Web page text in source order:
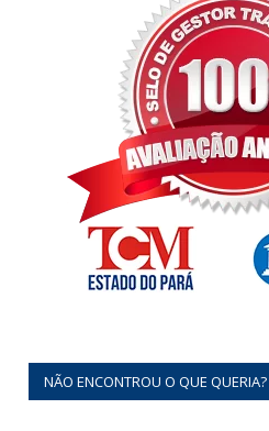
NÃO ENCONTROU O QUE QUERIA?